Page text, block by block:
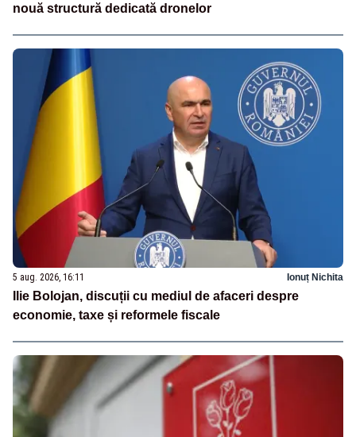
nouă structură dedicată dronelor
5 aug. 2026, 16:11 Ionuț Nichita
Ilie Bolojan, discuții cu mediul de afaceri despre
economie, taxe și reformele fiscale